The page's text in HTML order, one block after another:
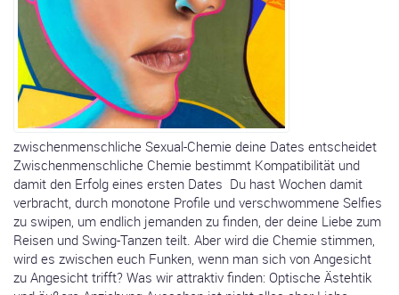
zwischenmenschliche Sexual-Chemie deine Dates entscheidet
Zwischenmenschliche Chemie bestimmt Kompatibilität und
damit den Erfolg eines ersten Dates Du hast Wochen damit
verbracht, durch monotone Profile und verschwommene Selfies
zu swipen, um endlich jemanden zu finden, der deine Liebe zum
Reisen und Swing-Tanzen teilt. Aber wird die Chemie stimmen,
wird es zwischen euch Funken, wenn man sich von Angesicht
zu Angesicht trifft? Was wir attraktiv finden: Optische Ästehtik